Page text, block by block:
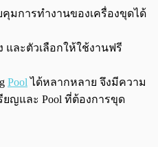
มการทำงานของเครื่องขุดได้
และตัวเลือกให้ใช้งานฟรี
Poolได้หลากหลาย จึงมีความ
ยญและ Pool ที่ต้องการขุด